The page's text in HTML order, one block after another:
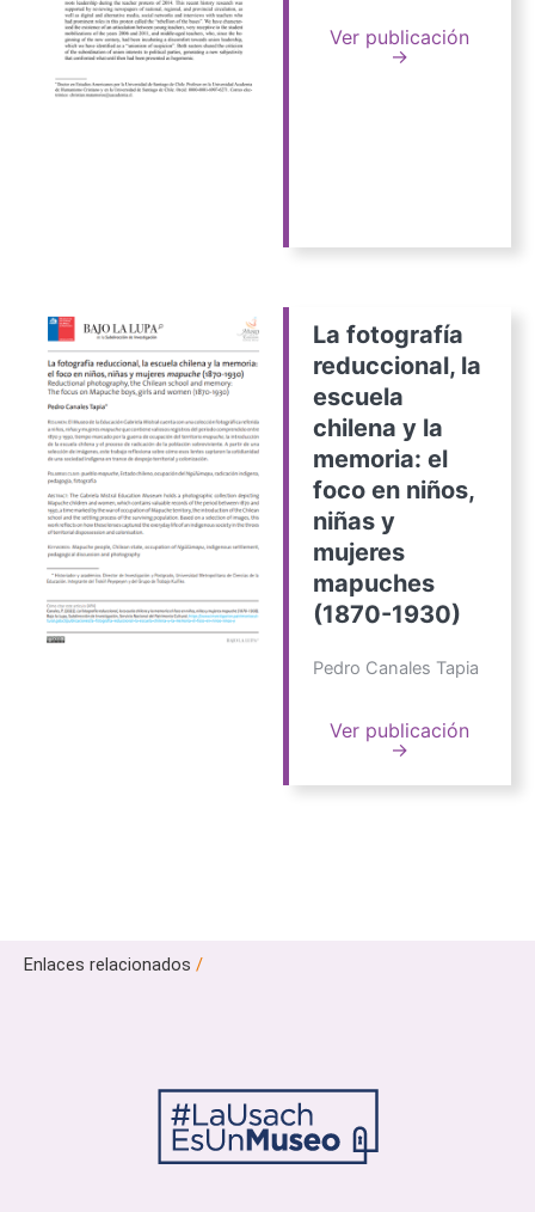
Ver publicación
→
La fotografía
reduccional, la
escuela
chilena y la
memoria: el
foco en niños,
niñas y
mujeres
mapuches
(1870-1930)
Pedro Canales Tapia
Ver publicación
→
Enlaces relacionados /